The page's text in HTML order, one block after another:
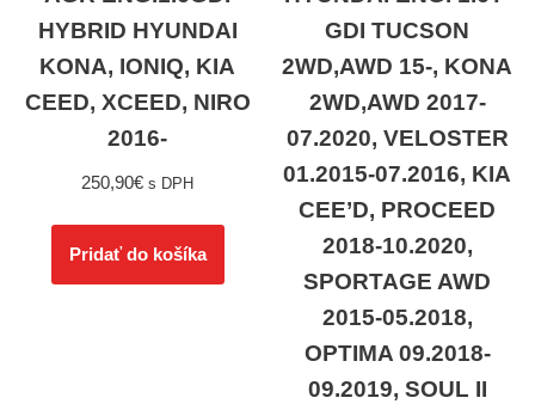
HYBRID HYUNDAI
KONA, IONIQ, KIA
CEED, XCEED, NIRO
2016-
250,90€ s DPH
Pridať do košíka
GDI TUCSON
2WD,AWD 15-, KONA
2WD,AWD 2017-
07.2020, VELOSTER
01.2015-07.2016, KIA
CEE’D, PROCEED
2018-10.2020,
SPORTAGE AWD
2015-05.2018,
OPTIMA 09.2018-
09.2019, SOUL II